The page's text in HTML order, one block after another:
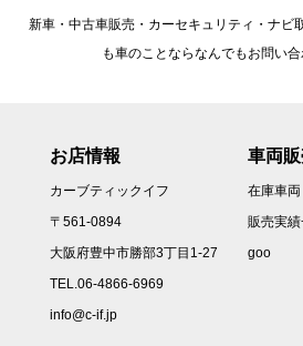
新車・中古車販売・カーセキュリティ・ナビ
も車のことならなんでもお問い合
お店情報
カーブティックイフ
〒561-0894
大阪府豊中市勝部3丁目1-27
TEL.06-4866-6969
info@c-if.jp
車両
在庫車両
販売実
goo